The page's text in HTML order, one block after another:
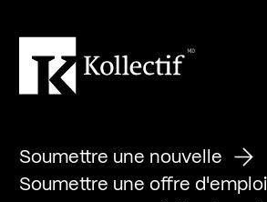
Soumettre une nouvelle
Soumettre une offre d'emploi